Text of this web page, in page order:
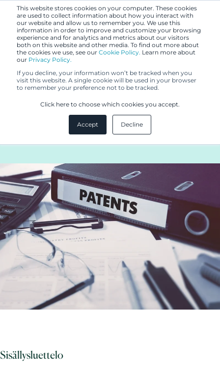
This website stores cookies on your computer. These cookies
are used to collect information about how you interact with
our website and allow us to remember you. We use this
information in order to improve and customize your browsing
experience and for analytics and metrics about our visitors
both on this website and other media. To find out more about
the cookies we use, see our Cookie Policy. Learn more about
our Privacy Policy.
If you decline, your information won’t be tracked when you
visit this website. A single cookie will be used in your browser
to remember your preference not to be tracked.
Click here to choose which cookies you accept.
Accept Decline
6.2.2019
KKO on tänään antanut
merkittävän ennakkopäätöksen
patentista
Sisällysluettelo